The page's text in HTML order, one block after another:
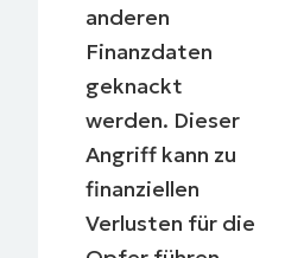
anderen
Finanzdaten
geknackt
werden. Dieser
Angriff kann zu
finanziellen
Verlusten für die